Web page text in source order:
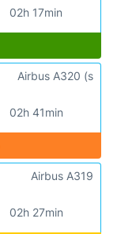
02h 17min
02h 41min
Airbus A320 (s
02h 27min
Airbus A319